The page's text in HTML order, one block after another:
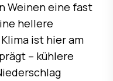
Weinen eine fast
hellere
ist hier am
– kühlere